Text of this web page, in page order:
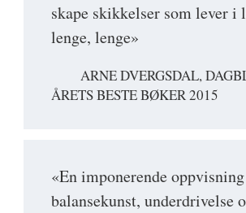
skape skikkelser som lever i
lenge, lenge»
ARNE DVERGSDAL,
ÅRETS BESTE BØKER 2015
«En imponerende
balansekunst, underdrivelse